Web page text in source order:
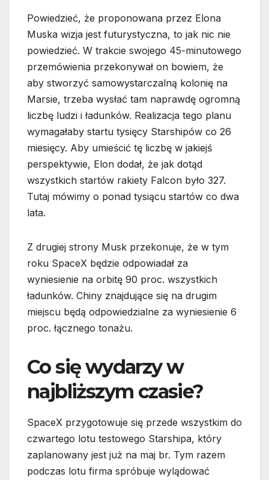
Powiedzieć, że proponowana przez Elona
Muska wizja jest futurystyczna, to jak nic nie
powiedzieć. W trakcie swojego 45-minutowego
przemówienia przekonywał on bowiem, że
aby stworzyć samowystarczalną kolonię na
Marsie, trzeba wysłać tam naprawdę ogromną
liczbę ludzi i ładunków. Realizacja tego planu
wymagałaby startu tysięcy Starshipów co 26
miesięcy. Aby umieścić tę liczbę w jakiejś
perspektywie, Elon dodał, że jak dotąd
wszystkich startów rakiety Falcon było 327.
Tutaj mówimy o ponad tysiącu startów co dwa
lata.
Z drugiej strony Musk przekonuje, że w tym
roku SpaceX będzie odpowiadał za
wyniesienie na orbitę 90 proc. wszystkich
ładunków. Chiny znajdujące się na drugim
miejscu będą odpowiedzialne za wyniesienie 6
proc. łącznego tonażu.
Co się wydarzy w
najbliższym czasie?
SpaceX przygotowuje się przede wszystkim do
czwartego lotu testowego Starshipa, który
zaplanowany jest już na maj br. Tym razem
podczas lotu firma spróbuje wylądować